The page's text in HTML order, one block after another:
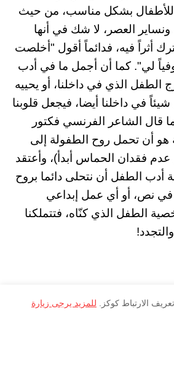
للأطفال بشكل مناسب، من حيث
العصر، لا شك في أنها
أثراً فيه، فدائماً أقول "أخلصت
لي". كما أن أجمل ما في أدب
الطفل الذي في داخلنا، أو يحييه
في داخلنا أيضا، فيجعل قلوبنا
قال الشاعر الفرنسي فكتور
هو أن تحمل روح الطفولة إلى
عدم فقدان الحماس أبدأ)، وأعتقد
أدب الطفل أن نتحلى دائما بروح
في نص، أو أي عمل إبداعي
الطفل الذي كنّاه، فتتملكنا
على المستوى العربي" هي
والمضمون، فهي بدأت
اتسعت لمبدعين في مجالات
العربي، كما بدأت مع
الارتباط كوكز. للمزيد يرجى زيارة